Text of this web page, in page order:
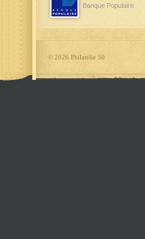
Banque Populaire
© 2026 Philatélie 50